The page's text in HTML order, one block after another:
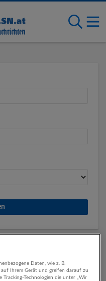
Büro
/
Daten, wie z. B.
Ihrem Gerät und greifen darauf zu
Tracking-Technologien die unter „Wir